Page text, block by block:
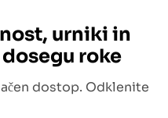
urniki in
roke
dostop. Odklenite